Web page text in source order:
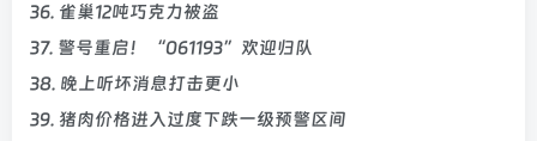
36. 雀巢12吨巧克力被盗
37. 警号重启！“061193”欢迎归队
38. 晚上听坏消息打击更小
39. 猪肉价格进入过度下跌一级预警区间